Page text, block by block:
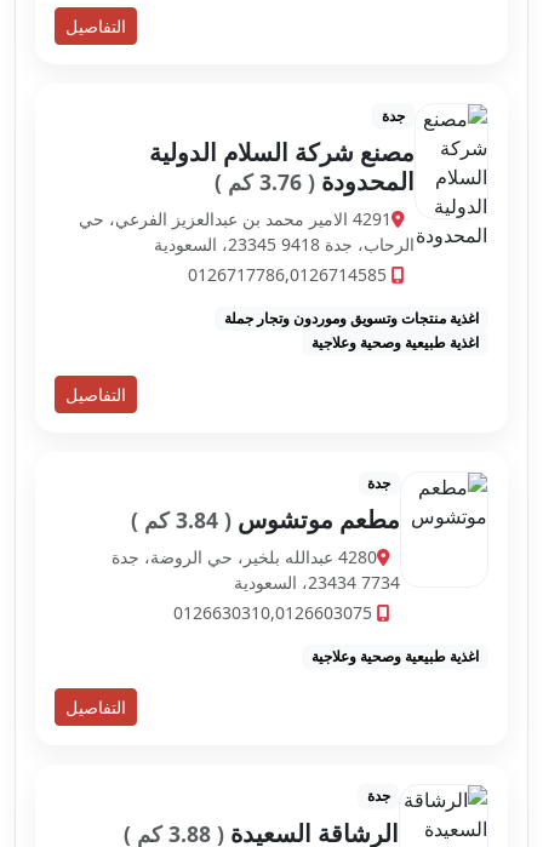
التفاصيل
جدة
مصنع شركة السلام الدولية
المحدودة ( 3.76 كم )
4291 الامير محمد بن عبدالعزيز الفرعي، حي
الرحاب، جدة 23345 9418، السعودية
0126717786,0126714585
اغذية منتجات وتسويق وموردون وتجار جملة
اغذية طبيعية وصحية وعلاجية
التفاصيل
جدة
مطعم موتشوس ( 3.84 كم )
4280 عبدالله بلخير، حي الروضة، جدة
23434 7734، السعودية
0126630310,0126603075
اغذية طبيعية وصحية وعلاجية
التفاصيل
جدة
الرشاقة السعيدة ( 3.88 كم )